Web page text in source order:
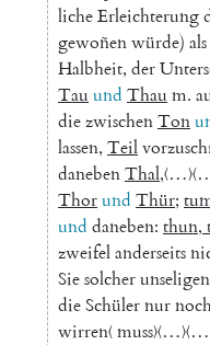
licheErleichterung
gewoñenwürde) als
Halbheit, der
Tau und Thau m.
diezwischenTon
lassen, Teil
danebenThal,〈…〉〈
Thorund Thür;
und daneben: thun,
zweifelanderseits
Siesolcherunseligen
dieSchülernur
wirren⟨muss⟩〈…〉〈…